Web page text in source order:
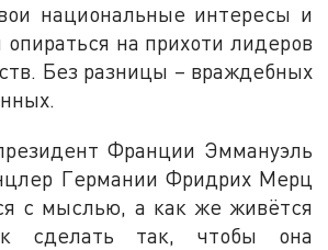
национальные интересы и
на прихоти лидеров
Без разницы – враждебных
Франции Эммануэль
Германии Фридрих Мерц
с мыслью, а как же живётся
сделать так, чтобы она